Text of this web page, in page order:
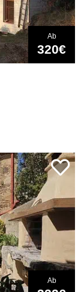
Ab
320€
Ab